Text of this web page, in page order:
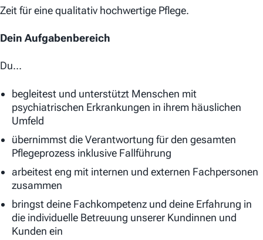
Zeit für eine qualitativ hochwertige Pflege.
Dein Aufgabenbereich
Du…
begleitest und unterstützt Menschen mit
psychiatrischen Erkrankungen in ihrem häuslichen
Umfeld
übernimmst die Verantwortung für den gesamten
Pflegeprozess inklusive Fallführung
arbeitest eng mit internen und externen Fachpersonen
zusammen
bringst deine Fachkompetenz und deine Erfahrung in
die individuelle Betreuung unserer Kundinnen und
Kunden ein